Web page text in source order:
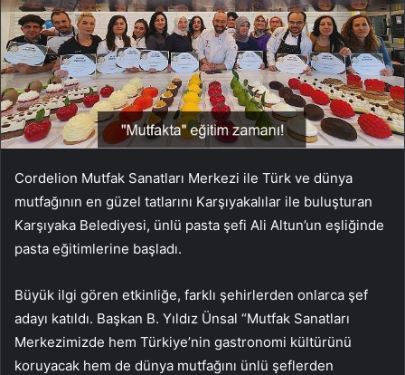
Cordelion Mutfak Sanatları Merkezi ile Türk ve dünya
mutfağının en güzel tatlarını Karşıyakalılar ile buluşturan
Karşıyaka Belediyesi, ünlü pasta şefi Ali Altun’un eşliğinde
pasta eğitimlerine başladı.
Büyük ilgi gören etkinliğe, farklı şehirlerden onlarca şef
adayı katıldı. Başkan B. Yıldız Ünsal “Mutfak Sanatları
Merkezimizde hem Türkiye’nin gastronomi kültürünü
koruyacak hem de dünya mutfağını ünlü şeflerden